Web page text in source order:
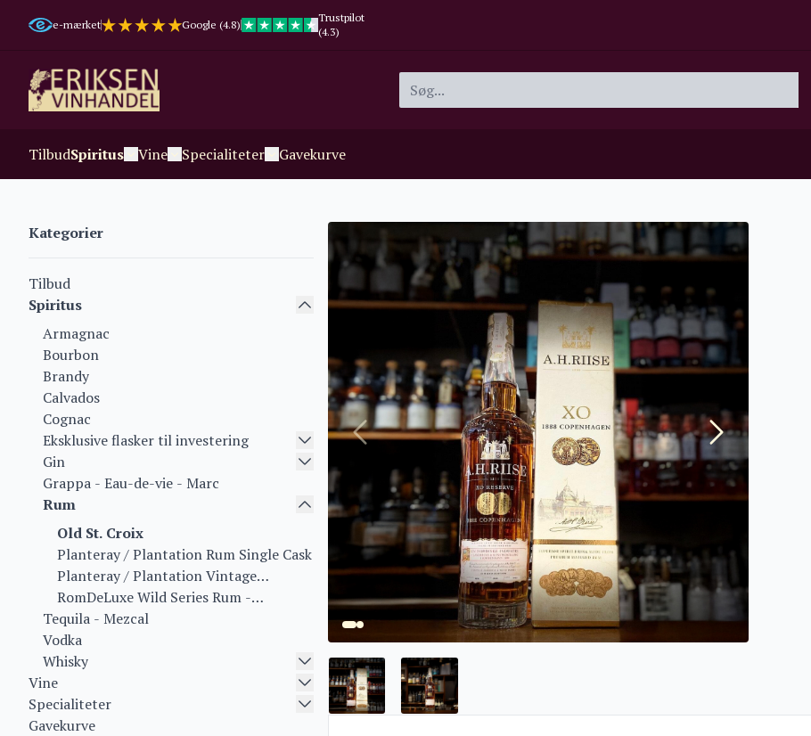
e-mærket Google (4.8)
Trustpilot
(4.3)
TilbudSpiritus Vine Specialiteter Gavekurve
Kategorier
Tilbud
Spiritus
Armagnac
Bourbon
Brandy
Calvados
Cognac
Eksklusive flasker til investering
Gin
Grappa - Eau-de-vie - Marc
Rum
Old St. Croix
Planteray / Plantation Rum Single Cask
Planteray / Plantation Vintage
Collection
RomDeLuxe Wild Series Rum -
Collectors Series Rum - Limited Batch
Series
Tequila - Mezcal
Vodka
Whisky
Vine
Specialiteter
Gavekurve